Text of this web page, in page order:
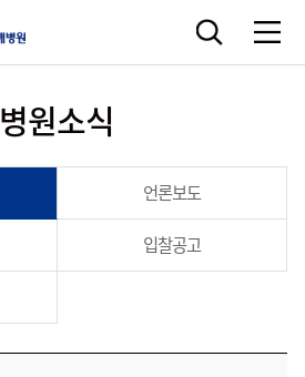
병원소식
언론보도
입찰공고